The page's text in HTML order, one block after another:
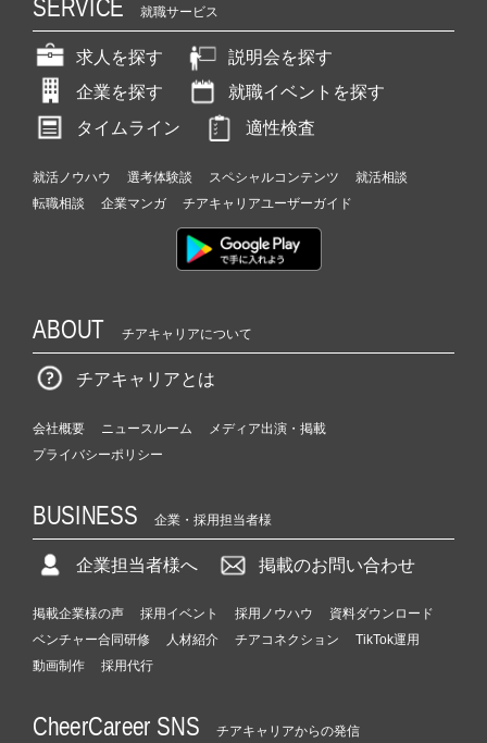
SERVICE 就職サービス
求人を探す
説明会を探す
企業を探す
就職イベントを探す
タイムライン
適性検査
就活ノウハウ 選考体験談 スペシャルコンテンツ
就活相談
転職相談
企業マンガ チアキャリアユーザーガイド
ABOUT チアキャリアについて
チアキャリアとは
会社概要 ニュースルーム
メディア出演・掲載
プライバシーポリシー
BUSINESS 企業・採用担当者様
企業担当者様へ 掲載のお問い合わせ
掲載企業様の声 採用イベント 採用ノウハウ
資料ダウンロード
ベンチャー合同研修
人材紹介 チアコネクション
TikTok運用
動画制作
採用代行
CheerCareer SNS チアキャリアからの発信